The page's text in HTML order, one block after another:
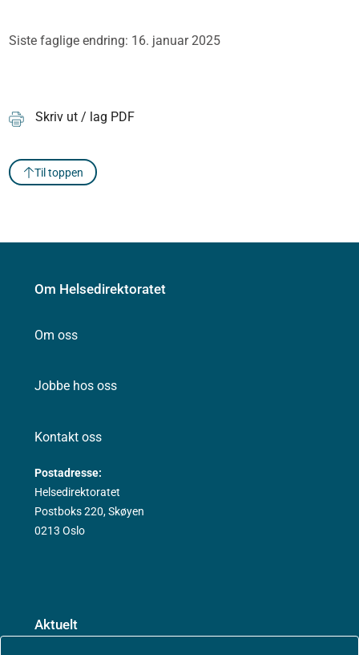
Siste faglige endring: 16. januar 2025
Skriv ut / lag PDF
Til toppen
Om Helsedirektoratet
Om oss
Jobbe hos oss
Kontakt oss
Postadresse:
Helsedirektoratet
Postboks 220, Skøyen
0213 Oslo
Aktuelt